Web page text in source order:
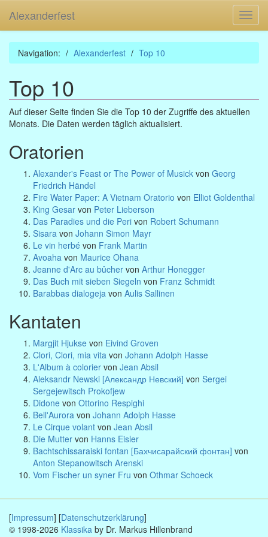
Alexanderfest
Navigation: Alexanderfest Top 10
Top 10
Auf dieser Seite finden Sie die Top 10 der Zugriffe des aktuellen
Monats. Die Daten werden täglich aktualisiert.
Oratorien
Alexander's Feast or The Power of Musick von Georg
Friedrich Händel
Fire Water Paper: A Vietnam Oratorio von Elliot Goldenthal
King Gesar von Peter Lieberson
Das Paradies und die Peri von Robert Schumann
Sisara von Johann Simon Mayr
Le vin herbé von Frank Martin
Avoaha von Maurice Ohana
Jeanne d'Arc au bûcher von Arthur Honegger
Das Buch mit sieben Siegeln von Franz Schmidt
Barabbas dialogeja von Aulis Sallinen
Kantaten
Margjit Hjukse von Eivind Groven
Clori, Clori, mia vita von Johann Adolph Hasse
L'Album à colorier von Jean Absil
Aleksandr Newski [Александр Невский] von Sergei
Sergejewitsch Prokofjew
Didone von Ottorino Respighi
Bell'Aurora von Johann Adolph Hasse
Le Cirque volant von Jean Absil
Die Mutter von Hanns Eisler
Bachtschissaraiski fontan [Бахчисарайский фонтан] von
Anton Stepanowitsch Arenski
Vom Fischer un syner Fru von Othmar Schoeck
[Impressum] [Datenschutzerklärung]
© 1998-2026 Klassika by Dr. Markus Hillenbrand